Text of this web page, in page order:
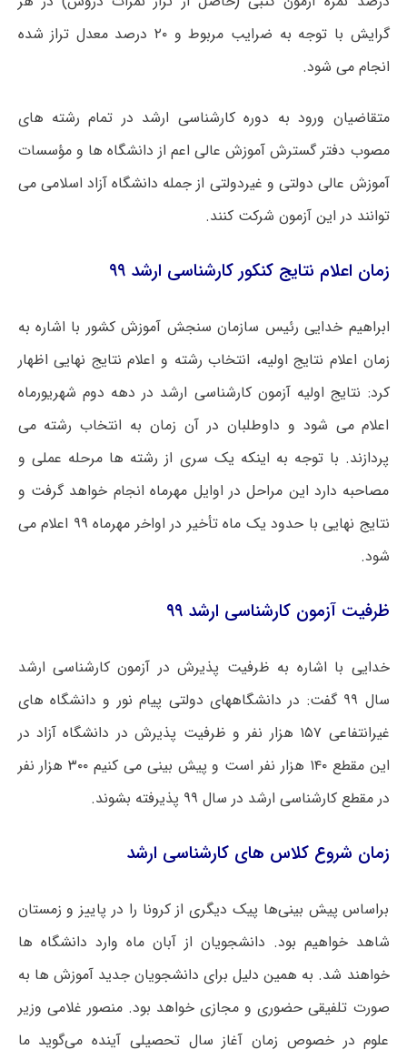
گرایش با توجه به ضرایب مربوط و ۲۰ درصد معدل تراز شده
انجام می شود.
متقاضیان ورود به دوره کارشناسی ارشد در تمام رشته های
مصوب دفتر گسترش آموزش عالی اعم از دانشگاه ها و مؤسسات
آموزش عالی دولتی و غیردولتی از جمله دانشگاه آزاد اسلامی می
توانند در این آزمون شرکت کنند.
زمان اعلام نتایج کنکور کارشناسی ارشد ۹۹
ابراهیم خدایی رئیس سازمان سنجش آموزش کشور با اشاره به
زمان اعلام نتایج اولیه، انتخاب رشته و اعلام نتایج نهایی اظهار
کرد: نتایج اولیه آزمون کارشناسی ارشد در دهه دوم شهریورماه
اعلام می شود و داوطلبان در آن زمان به انتخاب رشته می
پردازند. با توجه به اینکه یک سری از رشته ها مرحله عملی و
مصاحبه دارد این مراحل در اوایل مهرماه انجام خواهد گرفت و
نتایج نهایی با حدود یک ماه تأخیر در اواخر مهرماه ۹۹ اعلام می
شود.
ظرفیت آزمون کارشناسی ارشد ۹۹
خدایی با اشاره به ظرفیت پذیرش در آزمون کارشناسی ارشد
سال ۹۹ گفت: در دانشگاههای دولتی پیام نور و دانشگاه های
غیرانتفاعی ۱۵۷ هزار نفر و ظرفیت پذیرش در دانشگاه آزاد در
این مقطع ۱۴۰ هزار نفر است و پیش بینی می کنیم ۳۰۰ هزار نفر
در مقطع کارشناسی ارشد در سال ۹۹ پذیرفته بشوند.
زمان شروع کلاس های کارشناسی ارشد
براساس پیش بینی‌ها پیک دیگری از کرونا را در پاییز و زمستان
شاهد خواهیم بود. دانشجویان از آبان ماه وارد دانشگاه ها
خواهند شد. به همین دلیل برای دانشجویان جدید آموزش ها به
صورت تلفیقی حضوری و مجازی خواهد بود. منصور غلامی وزیر
علوم در خصوص زمان آغاز سال تحصیلی آینده می‌گوید ما